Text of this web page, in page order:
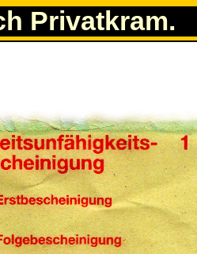
Privatkram.